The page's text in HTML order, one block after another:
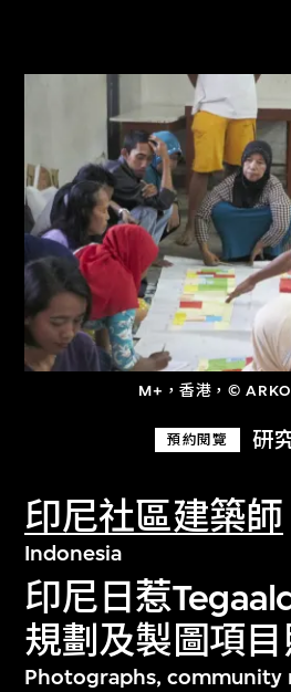
M+，香港，©
預約閱覽 研
印尼社區建築師
Indonesia
印尼日惹
規劃及製圖項目
Photographs, community
M+
進一步篩選
關於M+藏品
文化藏品。